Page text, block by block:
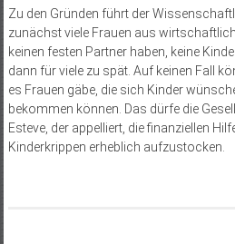
Zu den Gründen führt der
zunächst viele Frauen aus
keinen festen Partner haben, keine
dann für viele zu spät. Auf keinen Fall
es Frauen gäbe, die sich Kinder
bekommen können. Das dürfe die
Esteve, der appelliert, die finanziellen
Kinderkrippen erheblich aufzustocken.